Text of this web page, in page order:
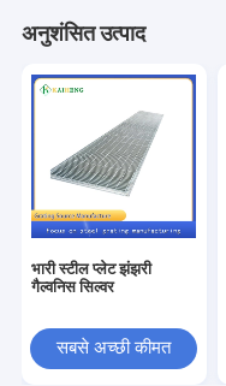
अनुशंसित उत्पाद
भारी स्टील प्लेट झंझरी
गैल्वनिस ​​सिल्वर
सबसे अच्छी कीमत